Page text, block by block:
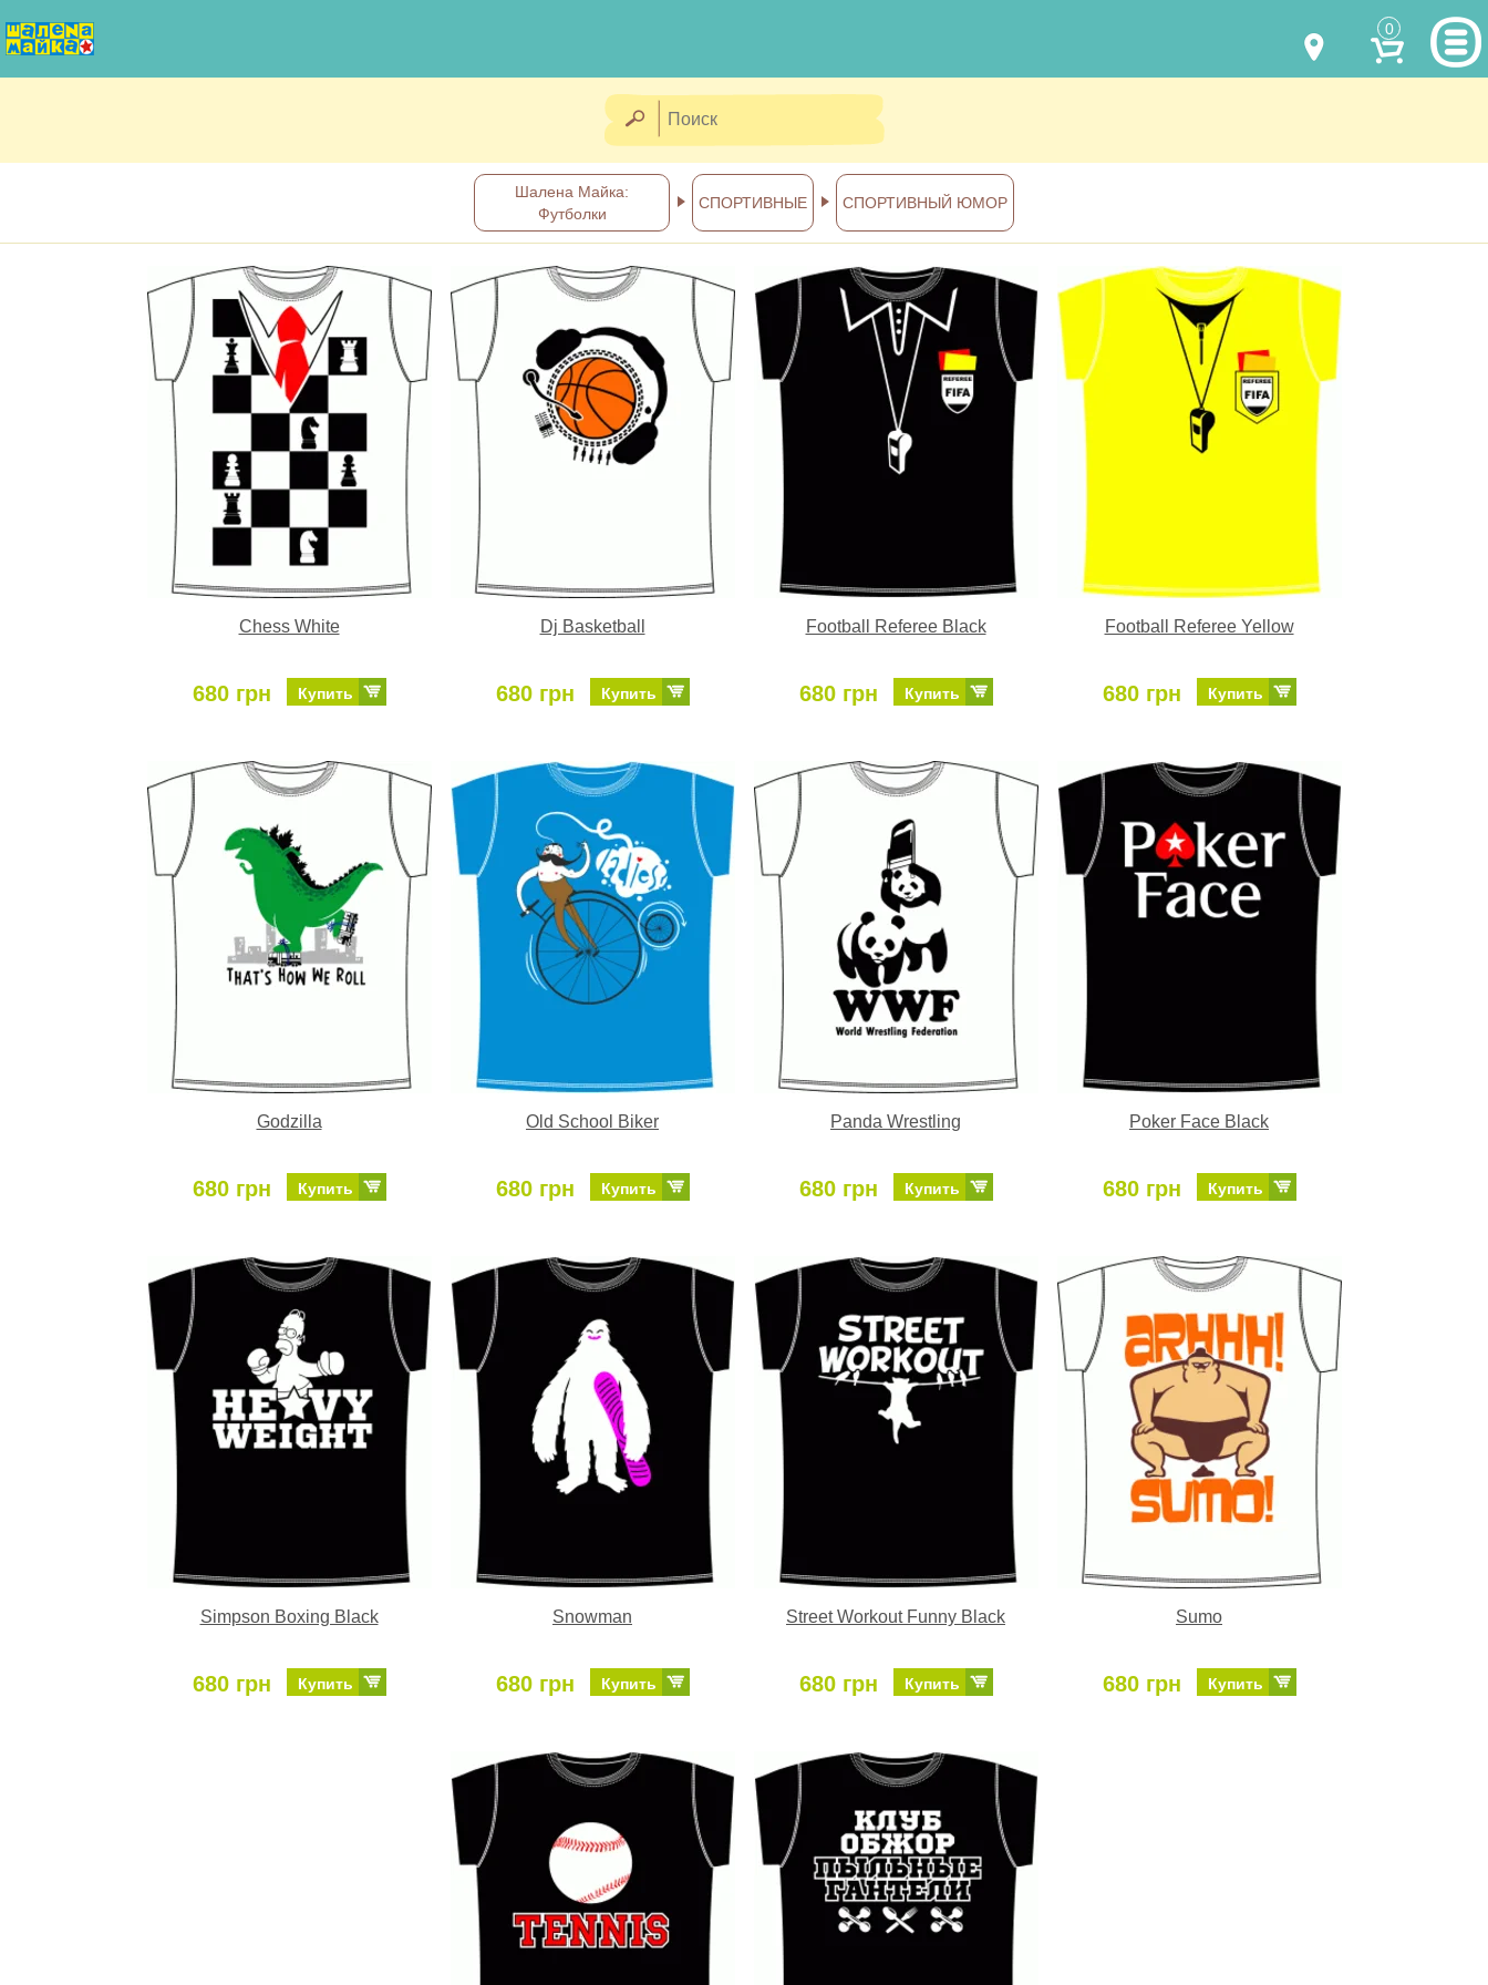
0
г.Днепр, ул. Ярослава Мудрого, 68
Посмотреть на карте
Отправка по Украине каждый день
КАК НАС НАЙТИ
ПОЛНАЯ ВЕРСИЯ САЙТА
Шалена Майка:
Футболки
СПОРТИВНЫЕ СПОРТИВНЫЙ ЮМОР
Chess White
680 грн Купить
Dj Basketball
680 грн Купить
Football Referee Black
680 грн Купить
Football Referee Yellow
680 грн Купить
Godzilla
680 грн Купить
Old School Biker
680 грн Купить
Panda Wrestling
680 грн Купить
Poker Face Black
680 грн Купить
Simpson Boxing Black
680 грн Купить
Snowman
680 грн Купить
Street Workout Funny Black
680 грн Купить
Sumo
680 грн Купить